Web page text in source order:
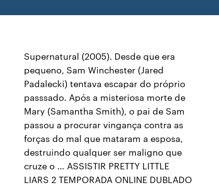
Supernatural (2005). Desde que era
pequeno, Sam Winchester (Jared
Padalecki) tentava escapar do próprio
passsado. Após a misteriosa morte de
Mary (Samantha Smith), o pai de Sam
passou a procurar vingança contra as
forças do mal que mataram a esposa,
destruindo qualquer ser maligno que
cruze o … ASSISTIR PRETTY LITTLE
LIARS 2 TEMPORADA ONLINE DUBLADO